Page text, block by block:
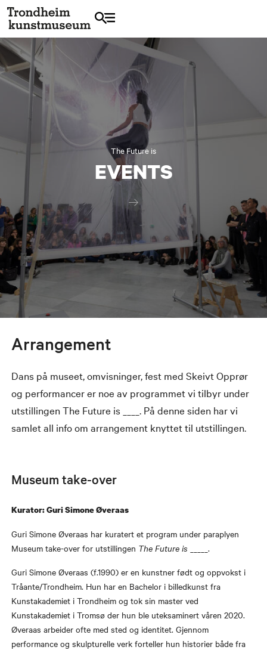
The Future is
EVENTS
Arrangement
Dans på museet, omvisninger, fest med Skeivt Opprør
og performancer er noe av programmet vi tilbyr under
utstillingen The Future is ____. På denne siden har vi
samlet all info om arrangement knyttet til utstillingen.
Museum take-over
Kurator: Guri Simone Øveraas
Guri Simone Øveraas har kuratert et program under paraplyen
Museum take-over for utstillingen The Future is
_____.
Guri Simone Øveraas (f.1990) er en kunstner født og oppvokst i
Tråante/Trondheim. Hun har en Bachelor i billedkunst fra
Kunstakademiet i Trondheim og tok sin master ved
Kunstakademiet i Tromsø der hun ble uteksaminert våren 2020.
Øveraas arbeider ofte med sted og identitet. Gjennom
performance og skulpturelle verk forteller hun historier både fra